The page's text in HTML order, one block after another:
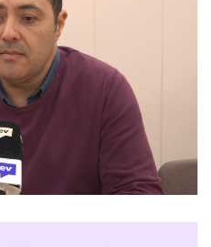
Juvenils Amb El
En Pràctiques